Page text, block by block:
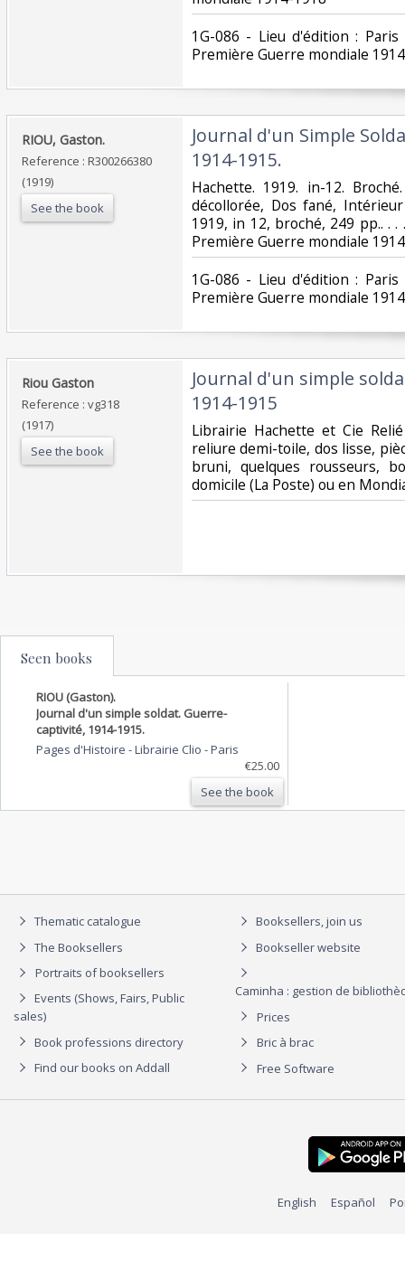
‎1G-086 - Lieu d'édition : Paris
Première Guerre mondiale
‎RIOU, Gaston.‎
Reference : R300266380
(1919)
See the book
‎Journal d'un Simple
1914-1915.‎
‎Hachette. 1919. in-12.
décollorée, Dos fané,
1919, in 12, broché, 249 pp.. . .
Première Guerre mondiale
‎1G-086 - Lieu d'édition : Paris
Première Guerre mondiale
‎Riou Gaston‎
Reference : vg318
(1917)
See the book
‎Journal d'un simple
1914-1915‎
‎Librairie Hachette et Cie
reliure demi-toile, dos lisse,
bruni, quelques rousseurs,
domicile (La Poste) ou en
Seen books
RIOU (Gaston).
Journal d'un simple soldat. Guerre-
captivité, 1914-1915.
Pages d'Histoire - Librairie Clio -Paris
€25.00
See the book
Thematic catalogue
The Booksellers
Portraits of booksellers
Events (Shows, Fairs, Public
sales)
Book professions directory
Find our books on Addall
Booksellers, join us
Bookseller website
Caminha : gestion de
Prices
Bric à brac
Free Software
English Español